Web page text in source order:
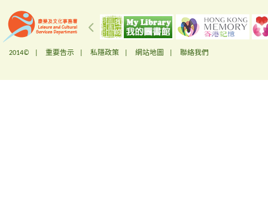
2014© | 重要告示 私隱政策 網站地圖 聯絡我們